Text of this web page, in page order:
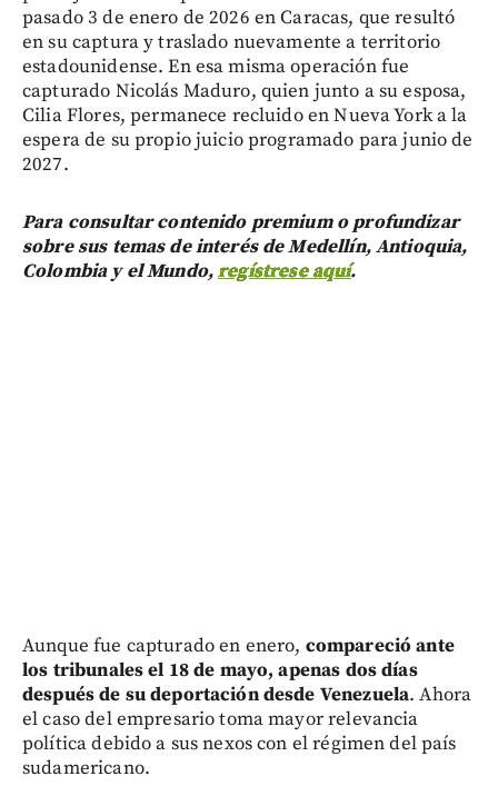
pasado 3 de enero de 2026 en Caracas, que resultó
en su captura y traslado nuevamente a territorio
estadounidense. En esa misma operación fue
capturado Nicolás Maduro, quien junto a su esposa,
Cilia Flores, permanece recluido en Nueva York a la
espera de su propio juicio programado para junio de
2027.
Para consultar contenido premium o profundizar
sobre sus temas de interés de Medellín, Antioquia,
Colombia y el Mundo,regístrese aquí.
Aunque fue capturado en enero, compareció ante
los tribunales el 18 de mayo, apenas dos días
después de su deportación desde Venezuela. Ahora
el caso del empresario toma mayor relevancia
política debido a sus nexos con el régimen del país
sudamericano.